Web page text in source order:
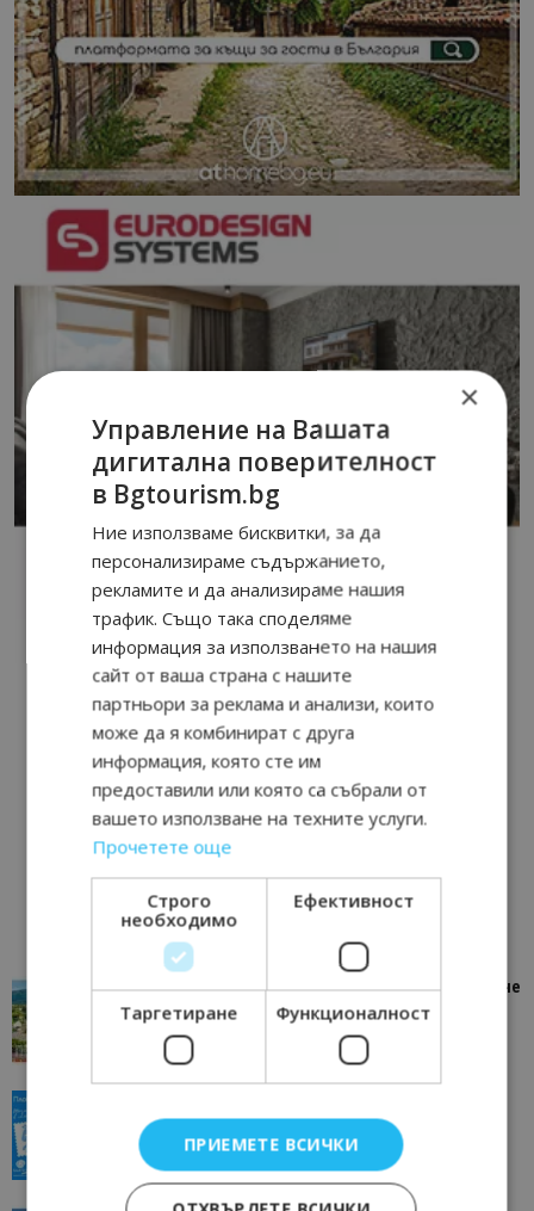
“Пощенска картичка от…”: Петрич – Изживяване
отвъд очакваното
Петрич
всички времена
Пловдив 23/06/2026 10:00
×
Управление на Вашата
дигитална поверителност
в Bgtourism.bg
Ние използваме бисквитки, за да
персонализираме съдържанието,
рекламите и да анализираме нашия
трафик. Също така споделяме
информация за използването на нашия
сайт от ваша страна с нашите
партньори за реклама и анализи, които
може да я комбинират с друга
информация, която сте им
предоставили или която са събрали от
вашето използване на техните услуги.
Прочетете още
Строго
необходимо
Ефективност
Таргетиране Функционалност
ПРИЕМЕТЕ ВСИЧКИ